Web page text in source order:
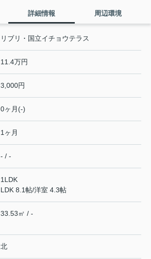
詳細情報 周辺環境
リブリ・国立イチョウテラス
11.4万円
3,000円
0ヶ月(-)
1ヶ月
- / -
1LDK
LDK 8.1帖/洋室 4.3帖
33.53㎡ / -
北